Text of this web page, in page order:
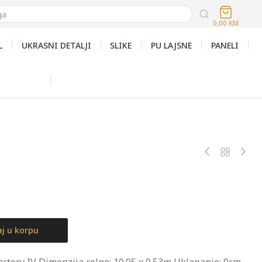
0,00 KM
UKRASNI DETALJI SLIKE PU LAJSNE PANELI
u korpu